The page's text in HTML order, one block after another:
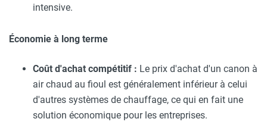
intensive.
Économie à long terme
Coût d'achat compétitif : Le prix d'achat d'un canon à
air chaud au fioul est généralement inférieur à celui
d'autres systèmes de chauffage, ce qui en fait une
solution économique pour les entreprises.